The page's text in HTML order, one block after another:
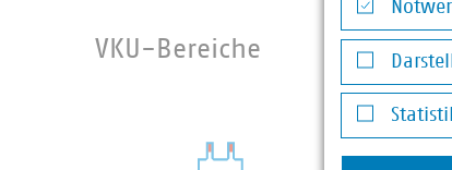
VKU-Bereiche
Statistik